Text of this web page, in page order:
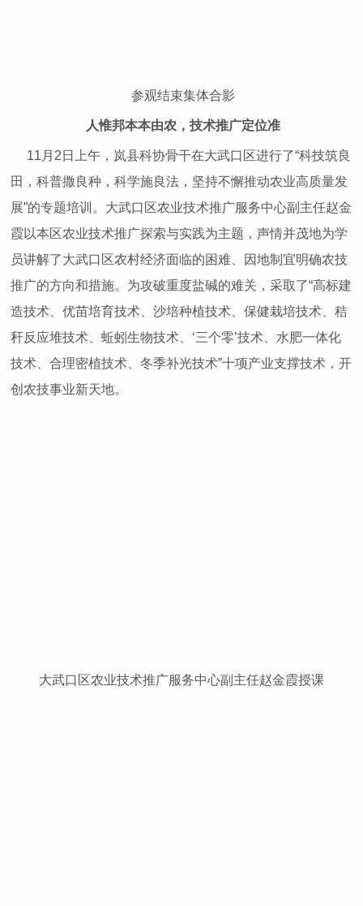
参观结束集体合影
人惟邦本本由农，技术推广定位准
11月2日上午，岚县科协骨干在大武口区进行了“科技筑良
田，科普撒良种，科学施良法，坚持不懈推动农业高质量发
展”的专题培训。大武口区农业技术推广服务中心副主任赵金
霞以本区农业技术推广探索与实践为主题，声情并茂地为学
员讲解了大武口区农村经济面临的困难、因地制宜明确农技
推广的方向和措施。为攻破重度盐碱的难关，采取了“高标建
造技术、优苗培育技术、沙培种植技术、保健栽培技术、秸
秆反应堆技术、蚯蚓生物技术、‘三个零’技术、水肥一体化
技术、合理密植技术、冬季补光技术”十项产业支撑技术，开
创农技事业新天地。
大武口区农业技术推广服务中心副主任赵金霞授课